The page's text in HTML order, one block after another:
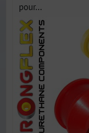
pour...